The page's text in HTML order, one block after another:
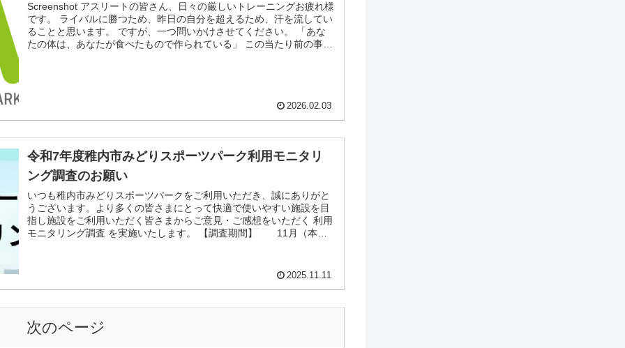
Screenshot アスリートの皆さん、日々の厳しいトレーニングお疲れ様
です。 ライバルに勝つため、昨日の自分を超えるため、汗を流してい
ることと思います。 ですが、一つ問いかけさせてください。 「あな
たの体は、あなたが食べたもので作られている」 この当たり前の事実
2026.02.03
令和7年度稚内市みどりスポーツパーク利用モニタリ
ング調査のお願い
いつも稚内市みどりスポーツパークをご利用いただき、誠にありがと
うございます。より多くの皆さまにとって快適で使いやすい施設を目
指し施設をご利用いただく皆さまからご意見・ご感想をいただく 利用
モニタリング調査 を実施いたします。 【調査期間】 11月（本
2025.11.11
次のページ